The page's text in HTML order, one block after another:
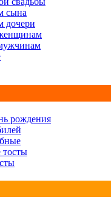
сына
дочери
рождения
тосты